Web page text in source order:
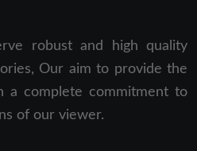
robust and high quality
Our aim to provide the
a complete commitment to
of our viewer.